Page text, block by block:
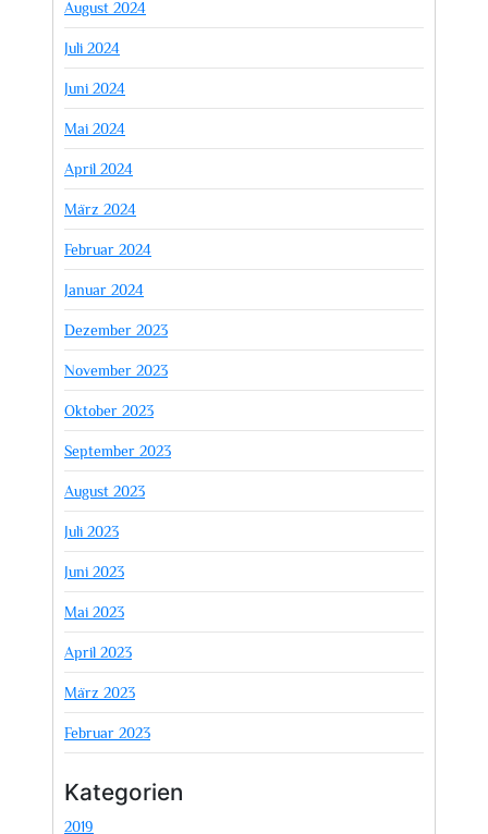
August 2024
Juli 2024
Juni 2024
Mai 2024
April 2024
März 2024
Februar 2024
Januar 2024
Dezember 2023
November 2023
Oktober 2023
September 2023
August 2023
Juli 2023
Juni 2023
Mai 2023
April 2023
März 2023
Februar 2023
Kategorien
2019